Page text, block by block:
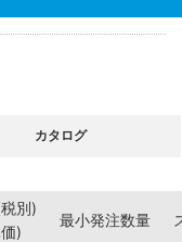
カタログ
別)
)
最小発注数量